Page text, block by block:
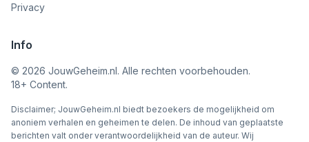
Privacy
Info
© 2026 JouwGeheim.nl. Alle rechten voorbehouden.
18+ Content.
Disclaimer; JouwGeheim.nl biedt bezoekers de mogelijkheid om
anoniem verhalen en geheimen te delen. De inhoud van geplaatste
berichten valt onder verantwoordelijkheid van de auteur. Wij